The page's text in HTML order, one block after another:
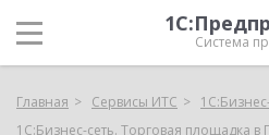
Система
Главная Сервисы ИТС
1С:Бизнес-сеть. Торговая площадка в